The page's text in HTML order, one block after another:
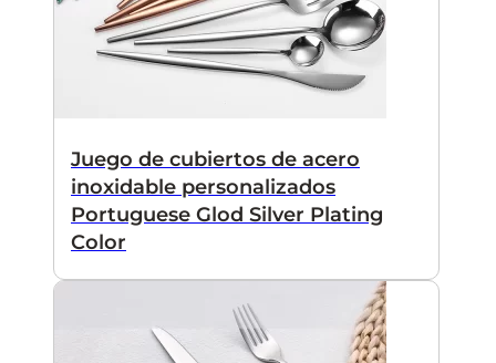
Juego de cubiertos de acero
inoxidable personalizados
Portuguese Glod Silver Plating
Color